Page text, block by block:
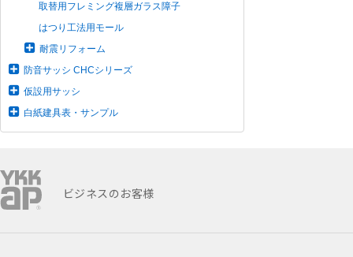
取替用フレミング複層ガラス障子
はつり工法用モール
耐震リフォーム
防音サッシ CHCシリーズ
仮設用サッシ
白紙建具表・サンプル
ビジネスのお客様